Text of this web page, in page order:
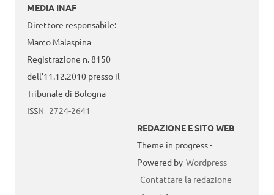
MEDIA INAF
Direttore responsabile:
Marco Malaspina
Registrazione n. 8150
dell’11.12.2010 presso il
Tribunale di Bologna
ISSN 2724-2641
REDAZIONE E SITO WEB
Theme in progress -
Powered by Wordpress
Contattare la redazione